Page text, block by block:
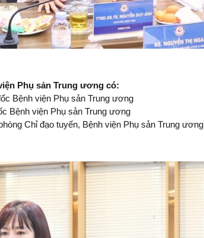
Phụ sản Trung ương có:
Bệnh viện Phụ sản Trung ương
Bệnh viện Phụ sản Trung ương
Chỉ đạo tuyến, Bệnh viện Phụ sản Trung ương